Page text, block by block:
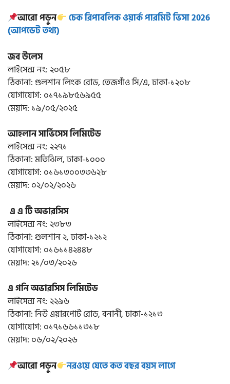
আরো পড়ুন
চেক রিপাবলিক ওয়ার্ক পারমিট ভিসা 2026
(আপডেট তথ্য)
জব উলেস
লাইসেন্স নং: ২০৫৮
ঠিকানা: গুলশান লিংক রোড, তেজগাঁও সি/এ, ঢাকা-১২০৮
যোগাযোগ: ০১৭১৯৮৫৬৯৫৫
মেয়াদ: ১৯/০৫/২০২৫
আহলান সার্ভিসেস লিমিটেড
লাইসেন্স নং: ২২৭১
ঠিকানা: মতিঝিল, ঢাকা-১০০০
যোগাযোগ: ০১৬১৩০০৩৩৬২৮
মেয়াদ: ০২/০২/২০২৬
এ এ টি অভারসিস
লাইসেন্স নং: ২৩৮৩
ঠিকানা: গুলশান ২, ঢাকা-১২১২
যোগাযোগ: ০১৬১১৪২৪৪৮
মেয়াদ: ২১/০৩/২০২৬
এ গনি অভারসিস লিমিটেড
লাইসেন্স নং: ২২৯৬
ঠিকানা: নিউ এয়ারপোর্ট রোড, বনানী, ঢাকা-১২১৩
যোগাযোগ: ০১৭১৬৬১১৩১৮
মেয়াদ: ০৬/০২/২০২৬
আরো পড়ুন
নরওয়ে যেতে কত বছর বয়স লাগে